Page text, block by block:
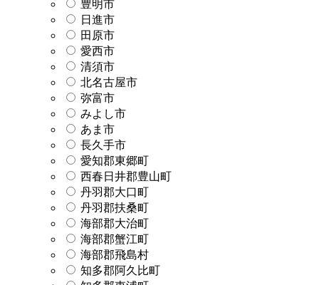
豊明市
日進市
田原市
愛西市
清須市
北名古屋市
弥富市
みよし市
あま市
長久手市
愛知郡東郷町
西春日井郡豊山町
丹羽郡大口町
丹羽郡扶桑町
海部郡大治町
海部郡蟹江町
海部郡飛島村
知多郡阿久比町